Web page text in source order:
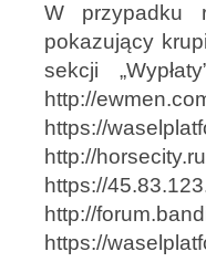
W przypadku
pokazujący
sekcji
http://
https://
http://
https://
http://
https://